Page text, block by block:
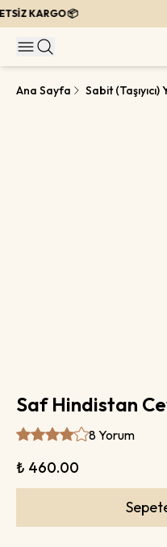
KARGO 📦
Ana Sayfa Sabit (Taşıyıcı)
Saf Hindistan
8 Yorum
₺ 460.00